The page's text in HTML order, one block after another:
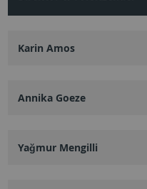
Karin Amos
Annika Goeze
Yağmur Mengilli